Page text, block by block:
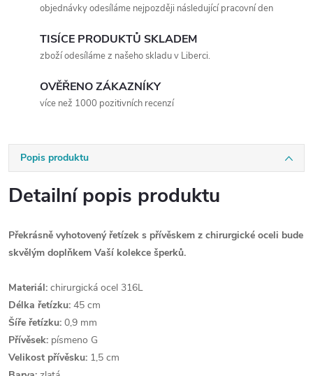
objednávky odesíláme nejpozději následující pracovní den
TISÍCE PRODUKTŮ SKLADEM
zboží odesíláme z našeho skladu v Liberci.
OVĚŘENO ZÁKAZNÍKY
více než 1000 pozitivních recenzí
Popis produktu
Detailní popis produktu
Překrásně vyhotovený řetízek s přívěskem z chirurgické oceli bude
skvělým doplňkem Vaší kolekce šperků.
Materiál: chirurgická ocel 316L
Délka řetízku: 45 cm
Šíře řetízku: 0,9 mm
Přívěsek: písmeno G
Velikost přívěsku: 1,5 cm